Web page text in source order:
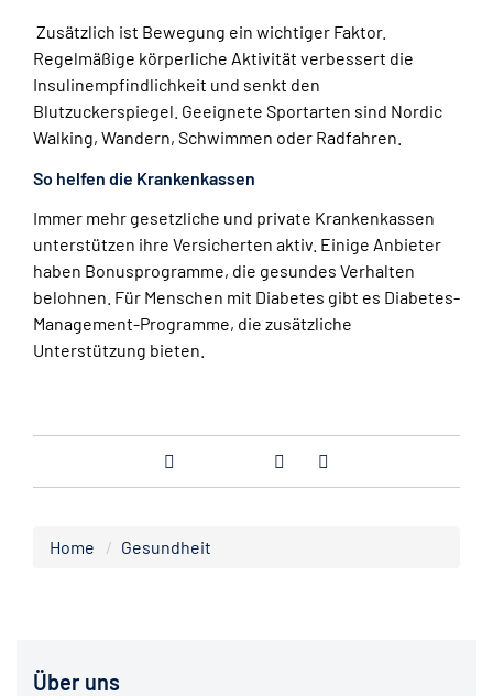
Zusätzlich ist Bewegung ein wichtiger Faktor.
Regelmäßige körperliche Aktivität verbessert die
Insulinempfindlichkeit und senkt den
Blutzuckerspiegel. Geeignete Sportarten sind Nordic
Walking, Wandern, Schwimmen oder Radfahren.
So helfen die Krankenkassen
Immer mehr gesetzliche und private Krankenkassen
unterstützen ihre Versicherten aktiv. Einige Anbieter
haben Bonusprogramme, die gesundes Verhalten
belohnen. Für Menschen mit Diabetes gibt es Diabetes-
Management-Programme, die zusätzliche
Unterstützung bieten.
Home Gesundheit
Über uns